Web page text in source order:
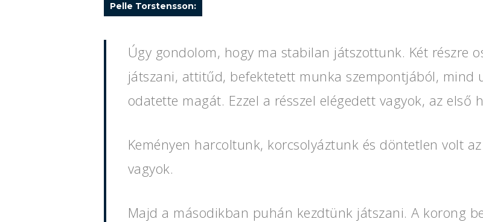
Pelle Torstensson:
Úgy gondolom, hogy ma stabilan játszottunk. Két részre
játszani, attitűd, befektetett munka szempontjából, mind
odatette magát. Ezzel a résszel elégedett vagyok, az első
Keményen harcoltunk, korcsolyáztunk és döntetlen volt
vagyok.
Majd a másodikban puhán kezdtünk játszani. A korong